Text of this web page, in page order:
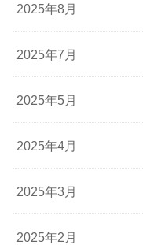
2025年8月
2025年7月
2025年5月
2025年4月
2025年3月
2025年2月